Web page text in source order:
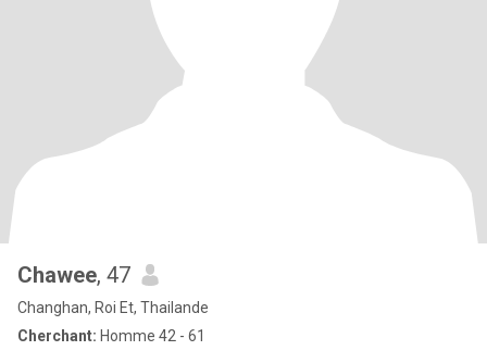
Chawee, 47
Changhan, Roi Et, Thailande
Cherchant: Homme 42 - 61